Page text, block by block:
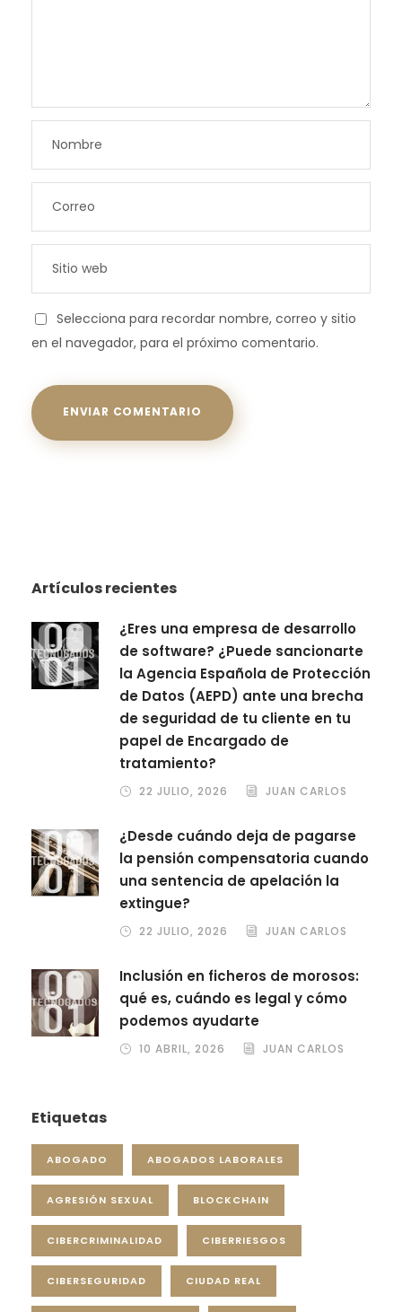
Selecciona para recordar nombre, correo y sitio
en el navegador, para el próximo comentario.
Artículos recientes
¿Eres una empresa de desarrollo
de software? ¿Puede sancionarte
la Agencia Española de Protección
de Datos (AEPD) ante una brecha
de seguridad de tu cliente en tu
papel de Encargado de
tratamiento?
22 JULIO, 2026 JUAN CARLOS
¿Desde cuándo deja de pagarse
la pensión compensatoria cuando
una sentencia de apelación la
extingue?
22 JULIO, 2026 JUAN CARLOS
Inclusión en ficheros de morosos:
qué es, cuándo es legal y cómo
podemos ayudarte
10 ABRIL, 2026 JUAN CARLOS
Etiquetas
ABOGADO ABOGADOS LABORALES
AGRESIÓN SEXUAL BLOCKCHAIN
CIBERCRIMINALIDAD CIBERRIESGOS
CIBERSEGURIDAD CIUDAD REAL